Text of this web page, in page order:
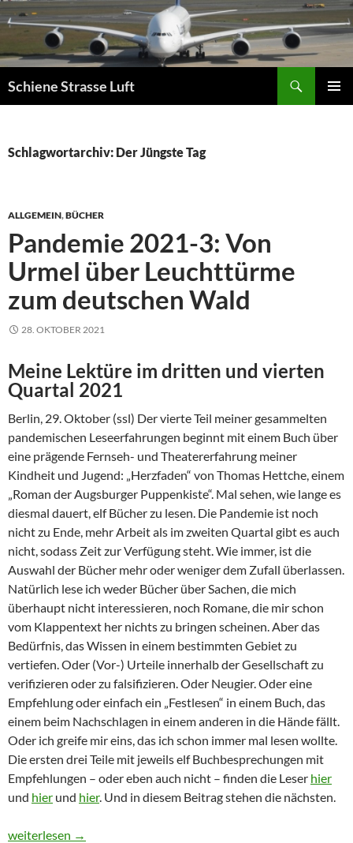
Zum
Inhalt
springen
Schiene Strasse Luft
Schlagwortarchiv: Der Jüngste Tag
ALLGEMEIN,BÜCHER
Pandemie 2021-3: Von
Urmel über Leuchttürme
zum deutschen Wald
28. OKTOBER 2021
Meine Lektüre im dritten und vierten
Quartal 2021
Berlin, 29. Oktober (ssl) Der vierte Teil meiner gesammelten
pandemischen Leseerfahrungen beginnt mit einem Buch über
eine prägende Fernseh- und Theatererfahrung meiner
Kindheit und Jugend: „Herzfaden“ von Thomas Hettche, einem
„Roman der Augsburger Puppenkiste“. Mal sehen, wie lange es
diesmal dauert, elf Bücher zu lesen. Die Pandemie ist noch
nicht zu Ende, mehr Arbeit als im zweiten Quartal gibt es auch
nicht, sodass Zeit zur Verfügung steht. Wie immer, ist die
Auswahl der Bücher mehr oder weniger dem Zufall überlassen.
Natürlich lese ich weder Bücher über Sachen, die mich
überhaupt nicht interessieren, noch Romane, die mir schon
vom Klappentext her nichts zu bringen scheinen. Aber das
Bedürfnis, das Wissen in einem bestimmten Gebiet zu
vertiefen. Oder (Vor-) Urteile innerhalb der Gesellschaft zu
verifizieren oder zu falsifizieren. Oder Neugier. Oder eine
Empfehlung oder einfach ein „Festlesen“ in einem Buch, das
einem beim Nachschlagen in einem anderen in die Hände fällt.
Oder ich greife mir eins, das ich schon immer mal lesen wollte.
Die ersten drei Teile mit jeweils elf Buchbesprechungen mit
Empfehlungen – oder eben auch nicht – finden die Leser hier
und hier und hier. Und in diesem Beitrag stehen die nächsten.
Pandemie 2021-3: Von Urmel über Leuchttürme zum
weiterlesen →